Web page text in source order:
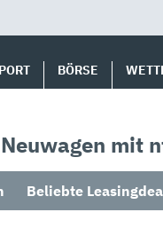
BÖRSE
mit
Beliebte